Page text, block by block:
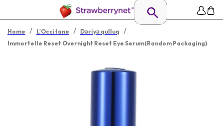
Home / L'Occitane / Dəriyə qulluq /
Immortelle Reset Overnight Reset Eye Serum(Random Packaging)